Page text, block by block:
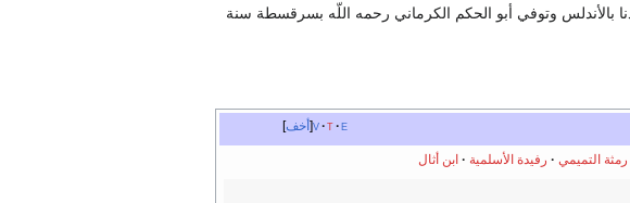
بالأندلس وتوفي أبو الحكم الكرماني رحمه اللّه بسرقسطة سنة
أخف v t e
رمثة التميمي رفيدة الأسلمية ابن أثال